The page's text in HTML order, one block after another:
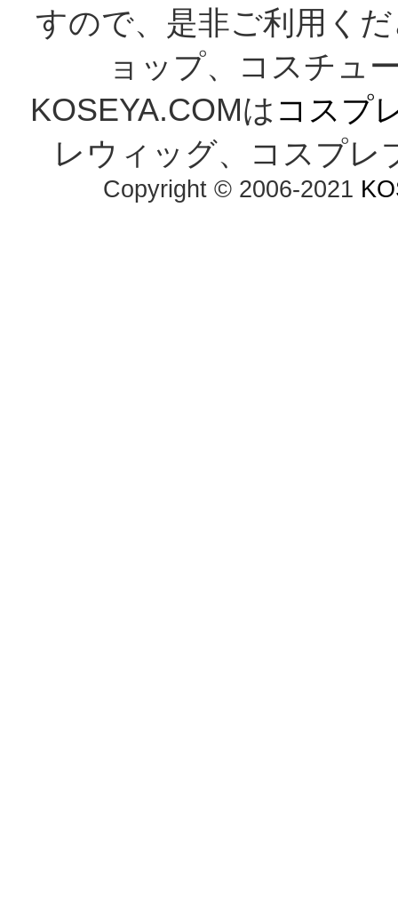
すので、是非ご利用く
ョップ、コスチュ
KOSEYA.COMは コスプ
レウィッグ、コスプレ
Copyright © 2006-2021